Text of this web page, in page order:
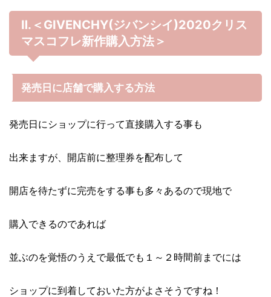
Ⅱ.＜GIVENCHY(ジバンシイ)2020クリス
マスコフレ新作購入方法＞
発売日に店舗で購入する方法
発売日にショップに行って直接購入する事も
出来ますが、開店前に整理券を配布して
開店を待たずに完売をする事も多々あるので現地で
購入できるのであれば
並ぶのを覚悟のうえで最低でも１～２時間前までには
ショップに到着しておいた方がよさそうですね！